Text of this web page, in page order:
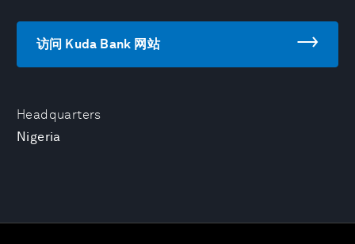
Headquarters
Nigeria
访问 Kuda Bank 网站